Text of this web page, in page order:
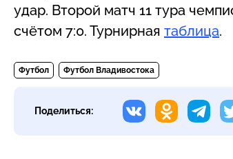
удар. Второй матч 11 тура
счётом 7:0. Турнирная таблица.
Футбол Футбол Владивостока
Поделиться: